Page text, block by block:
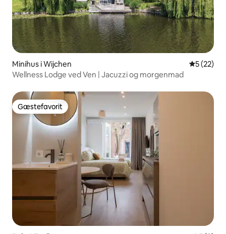
Minihus i Wijchen 5 ud af 5 i
5 (22)
Wellness Lodge ved Ven | Jacuzzi og morgenmad
Gæstefavorit
Gæstefavorit